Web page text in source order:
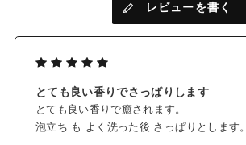
レビューを書く
とても良い香りでさっぱりします
とても良い香りで癒されます。
泡立ち も よく洗った後 さっぱりとします。